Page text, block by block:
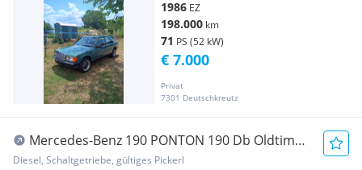
1986 EZ
198.000 km
71 PS (52 kW)
Privat
7301 Deutschkreutz
€ 7.000
Mercedes-Benz 190 PONTON 190 Db Oldtimer,
W121.110, Top-Zustand
Diesel, Schaltgetriebe, gültiges Pickerl